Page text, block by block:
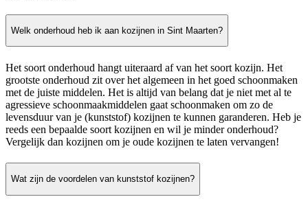
Welk onderhoud heb ik aan kozijnen in Sint Maarten?
Het soort onderhoud hangt uiteraard af van het soort kozijn. Het
grootste onderhoud zit over het algemeen in het goed schoonmaken
met de juiste middelen. Het is altijd van belang dat je niet met al te
agressieve schoonmaakmiddelen gaat schoonmaken om zo de
levensduur van je (kunststof) kozijnen te kunnen garanderen. Heb je
reeds een bepaalde soort kozijnen en wil je minder onderhoud?
Vergelijk dan kozijnen om je oude kozijnen te laten vervangen!
Wat zijn de voordelen van kunststof kozijnen?